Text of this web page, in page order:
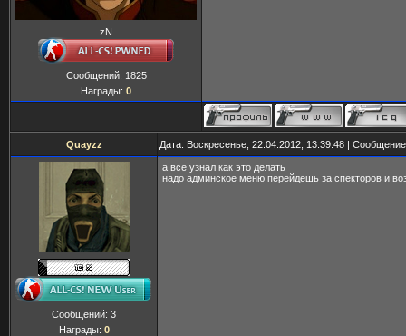
zN
Сообщений: 1825
Награды: 0
Quayzz Дата: Воскресенье, 22.04.2012, 13.39.48 |
Сообщений: 3
Награды: 0
а все узнал как это делать
надо админское меню перейдешь за спекторов и